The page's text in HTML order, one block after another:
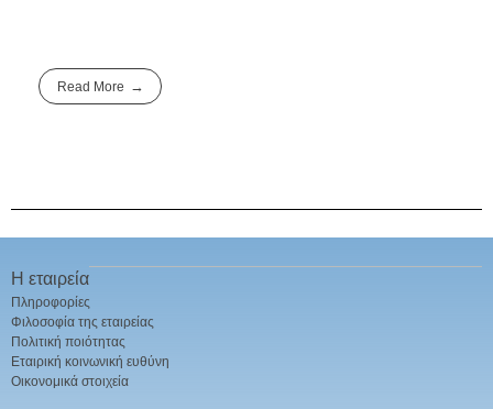
Read More
Η εταιρεία
Πληροφορίες
Φιλοσοφία της εταιρείας
Πολιτική ποιότητας
Εταιρική κοινωνική ευθύνη
Οικονομικά στοιχεία